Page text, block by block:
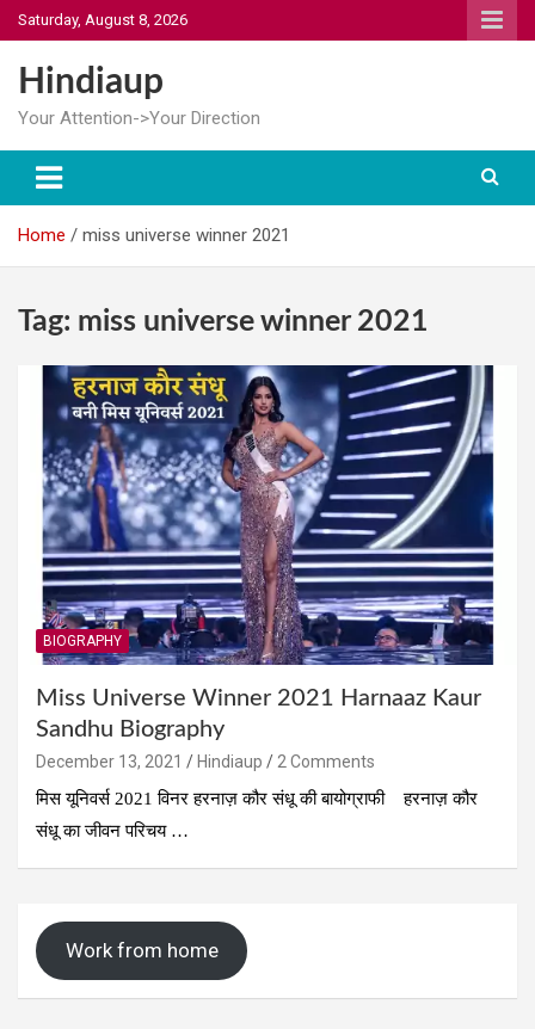
Skip
to
content
Saturday, August 8, 2026
Hindiaup
Your Attention->Your Direction
Home miss universe winner 2021
Tag: miss universe winner 2021
BIOGRAPHY
Miss Universe Winner 2021 Harnaaz Kaur
Sandhu Biography
December 13, 2021 Hindiaup
2 Comments
मिस यूनिवर्स 2021 विनर हरनाज़ कौर संधू की बायोग्राफी हरनाज़ कौर
संधू का जीवन परिचय …
Work from home